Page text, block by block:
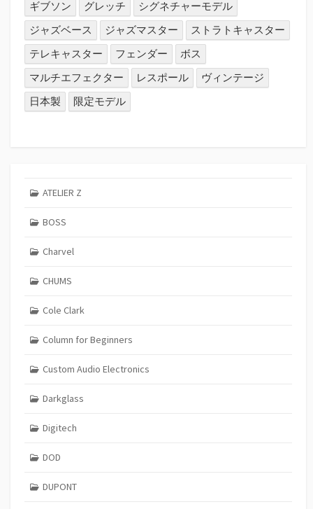
ギブソン グレッチ
シグネチャーモデル
ジャズベース
ジャズマスター
ストラトキャスター
テレキャスター
フェンダー
ボス
マルチエフェクター
レスポール
ヴィンテージ
日本製
限定モデル
ATELIER Z
BOSS
Charvel
CHUMS
Cole Clark
Column for Beginners
Custom Audio Electronics
Darkglass
Digitech
DOD
DUPONT